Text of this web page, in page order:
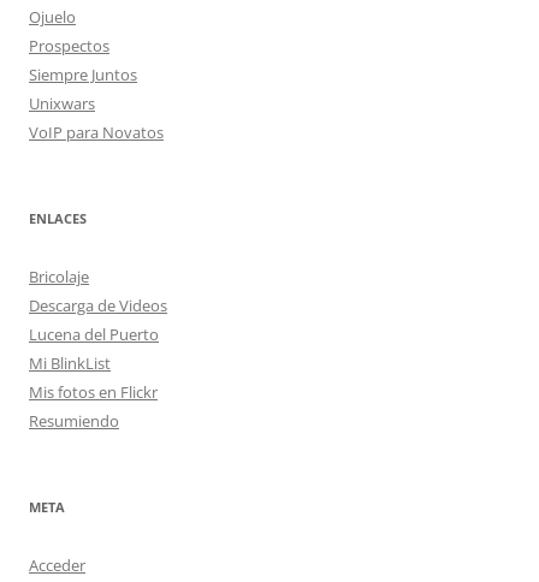
Ojuelo
Prospectos
Siempre Juntos
Unixwars
VoIP para Novatos
ENLACES
Bricolaje
Descarga de Videos
Lucena del Puerto
Mi BlinkList
Mis fotos en Flickr
Resumiendo
META
Acceder